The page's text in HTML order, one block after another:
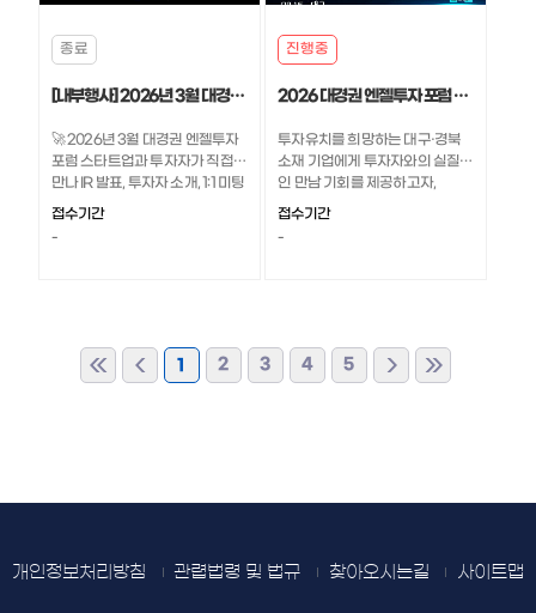
종료
[내부행사] 2026년 3월 대경권 엔젤투자포럼 현장 스케치
🚀 2026년 3월 대경권 엔젤투자
포럼 스타트업과 투자자가 직접
만나 IR 발표, 투자자 소개, 1:1 미팅
까지! 실질적인 투자 연계를 위한
뜻깊은 시간이 진행되었는데요.
접수기간
-
진행중
2026 대경권 엔젤투자 포럼 참여기업 모집 공고
투자유치를 희망하는 대구·경북
소재 기업에게 투자자와의 실질적
인 만남 기회를 제공하고자,
『2026년 대경권 엔젤투자 포럼』
투자 IR에 참여할 우수기업을 다
접수기간
-
1 2 3 4 5
개인정보처리방침 관렵법령 및 법규 찾아오시는길 사이트맵